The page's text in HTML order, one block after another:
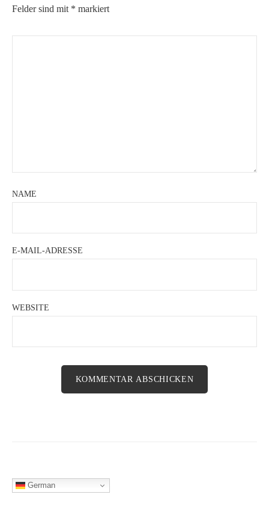
Felder sind mit * markiert
NAME
E-MAIL-ADRESSE
WEBSITE
German